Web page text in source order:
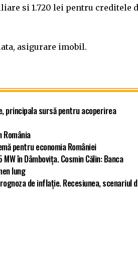
si 1.720 lei pentru creditele
asigurare imobil.
principala sursă pentru acoperirea
pentru economia României
în Dâmbovița. Cosmin Călin: Banca
lung
de inflație. Recesiunea, scenariul